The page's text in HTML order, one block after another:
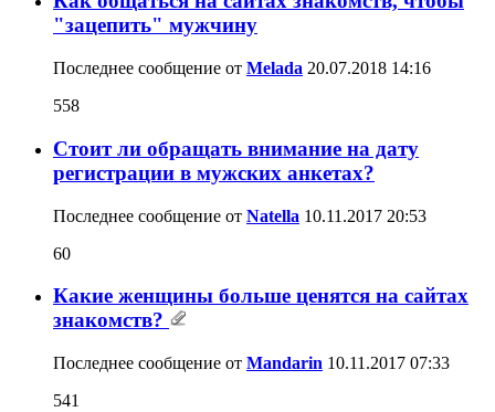
"зацепить" мужчину
Последнее сообщение от Melada 20.07.2018 14:16
558
Стоит ли обращать внимание на дату
регистрации в мужских анкетах?
Последнее сообщение от Natella 10.11.2017 20:53
60
Какие женщины больше ценятся на сайтах
знакомств?
Последнее сообщение от Mandarin 10.11.2017 07:33
541